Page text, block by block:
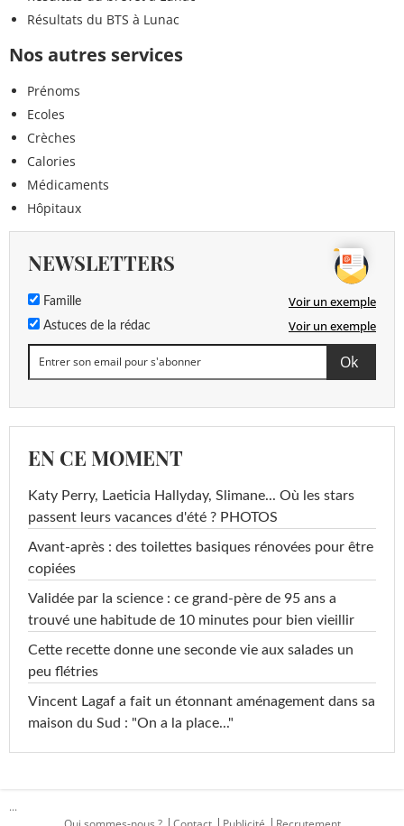
Résultats du BTS à Lunac
Nos autres services
Prénoms
Ecoles
Crèches
Calories
Médicaments
Hôpitaux
NEWSLETTERS
Famille Voir un exemple
Astuces de la rédac Voir un exemple
EN CE MOMENT
Katy Perry, Laeticia Hallyday, Slimane... Où les stars
passent leurs vacances d'été ? PHOTOS
Avant-après : des toilettes basiques rénovées pour être
copiées
Validée par la science : ce grand-père de 95 ans a
trouvé une habitude de 10 minutes pour bien vieillir
Cette recette donne une seconde vie aux salades un
peu flétries
Vincent Lagaf a fait un étonnant aménagement dans sa
maison du Sud : "On a la place..."
...